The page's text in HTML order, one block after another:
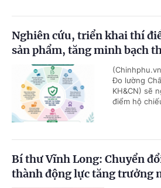
Nghiên cứu, triển khai thí
sản phẩm, tăng minh bạch
Đo lường
KH&CN) sẽ
điểm hộ
Bí thư Vĩnh Long: Chuyển
thành động lực tăng trưởng